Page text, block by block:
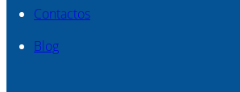
Contactos
Blog